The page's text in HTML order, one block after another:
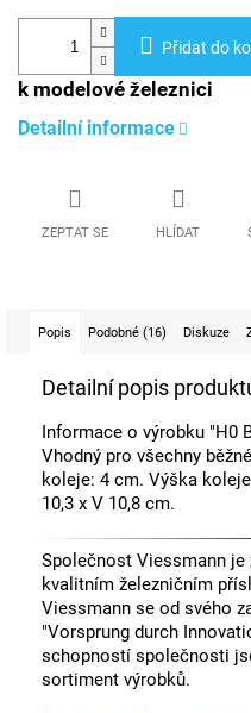
Přidat do
k modelové železnici
Detailní informace
ZEPTAT SE HLÍDAT
Popis Podobné (16) Diskuze
Detailní popis
Informace o výrobku "H0
Vhodný pro všechny
koleje: 4 cm. Výška
10,3 x V 10,8 cm.
Společnost Viessmann
kvalitním železničním
Viessmann se od svého
"Vorsprung durch
schopností společnosti
sortiment výrobků.